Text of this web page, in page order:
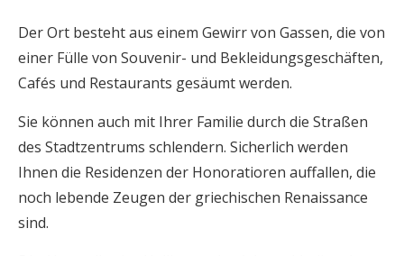
Der Ort besteht aus einem Gewirr von Gassen, die von
einer Fülle von Souvenir- und Bekleidungsgeschäften,
Cafés und Restaurants gesäumt werden.
Sie können auch mit Ihrer Familie durch die Straßen
des Stadtzentrums schlendern. Sicherlich werden
Ihnen die Residenzen der Honoratioren auffallen, die
noch lebende Zeugen der griechischen Renaissance
sind.